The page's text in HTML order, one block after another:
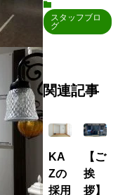
スタッフブロ
グ
関連記事
KA
Zの
採用
【ご
挨
拶】